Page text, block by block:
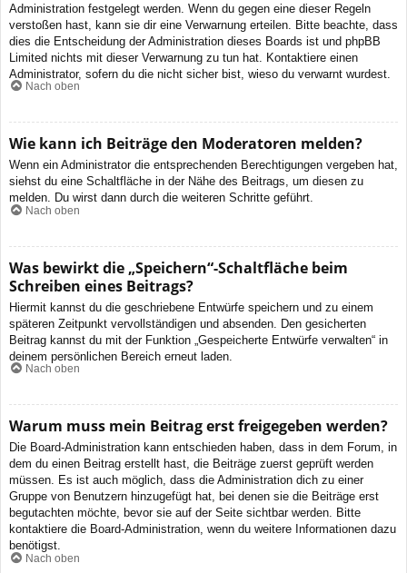
Administration festgelegt werden. Wenn du gegen eine dieser Regeln
verstoßen hast, kann sie dir eine Verwarnung erteilen. Bitte beachte, dass
dies die Entscheidung der Administration dieses Boards ist und phpBB
Limited nichts mit dieser Verwarnung zu tun hat. Kontaktiere einen
Administrator, sofern du die nicht sicher bist, wieso du verwarnt wurdest.
Nach oben
Wie kann ich Beiträge den Moderatoren melden?
Wenn ein Administrator die entsprechenden Berechtigungen vergeben hat,
siehst du eine Schaltfläche in der Nähe des Beitrags, um diesen zu
melden. Du wirst dann durch die weiteren Schritte geführt.
Nach oben
Was bewirkt die „Speichern“-Schaltfläche beim
Schreiben eines Beitrags?
Hiermit kannst du die geschriebene Entwürfe speichern und zu einem
späteren Zeitpunkt vervollständigen und absenden. Den gesicherten
Beitrag kannst du mit der Funktion „Gespeicherte Entwürfe verwalten“ in
deinem persönlichen Bereich erneut laden.
Nach oben
Warum muss mein Beitrag erst freigegeben werden?
Die Board-Administration kann entschieden haben, dass in dem Forum, in
dem du einen Beitrag erstellt hast, die Beiträge zuerst geprüft werden
müssen. Es ist auch möglich, dass die Administration dich zu einer
Gruppe von Benutzern hinzugefügt hat, bei denen sie die Beiträge erst
begutachten möchte, bevor sie auf der Seite sichtbar werden. Bitte
kontaktiere die Board-Administration, wenn du weitere Informationen dazu
benötigst.
Nach oben